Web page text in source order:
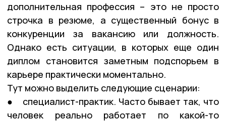
дополнительная профессия – это не просто
строчка в резюме, а существенный бонус в
конкуренции за вакансию или должность.
Однако есть ситуации, в которых еще один
диплом становится заметным подспорьем в
карьере практически моментально.
Тут можно выделить следующие сценарии:
● специалист-практик. Часто бывает так, что
человек реально работает по какой-то